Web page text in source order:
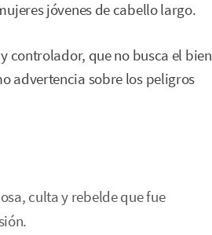
jóvenes de cabello largo.
controlador, que no busca el bien
advertencia sobre los peligros
culta y rebelde que fue